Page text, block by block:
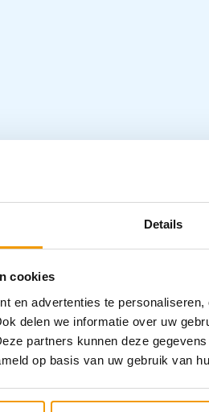
Details
cookies
en advertenties te
delen we informatie over uw
partners kunnen deze
op basis van uw gebruik van
stuks